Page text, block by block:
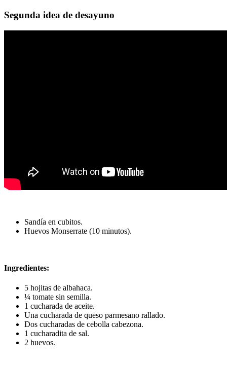
Segunda idea de desayuno
Sandía en cubitos.
Huevos Monserrate (10 minutos).
Ingredientes:
5 hojitas de albahaca.
¼ tomate sin semilla.
1 cucharada de aceite.
Una cucharada de queso parmesano rallado.
Dos cucharadas de cebolla cabezona.
1 cucharadita de sal.
2 huevos.